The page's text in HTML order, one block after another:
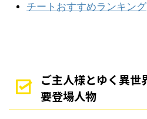
チートおすすめランキング
ご主人様とゆく異世
要登場人物